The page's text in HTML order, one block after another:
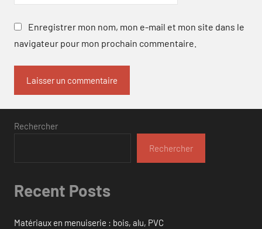
Enregistrer mon nom, mon e-mail et mon site dans le
navigateur pour mon prochain commentaire.
Rechercher
Rechercher
Recent Posts
Matériaux en menuiserie : bois, alu, PVC